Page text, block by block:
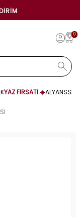
0
YAZ FIRSATI ☀️ALYANS